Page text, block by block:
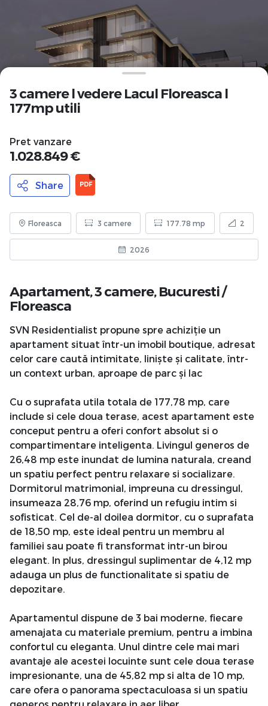
3 camere l vedere Lacul Floreasca l
177mp utili
Pret vanzare
1.028.849 €
Share PDF
Floreasca 3 camere 177.78 mp 2
2026
Apartament, 3 camere,Bucuresti/
Floreasca
SVN Residentialist propune spre achiziție un
apartament situat într-un imobil boutique, adresat
celor care caută intimitate, liniște și calitate, într-
un context urban, aproape de parc și lac
Cu o suprafata utila totala de 177,78 mp, care
include si cele doua terase, acest apartament este
conceput pentru a oferi confort absolut si o
compartimentare inteligenta. Livingul generos de
26,48 mp este inundat de lumina naturala, creand
un spatiu perfect pentru relaxare si socializare.
Dormitorul matrimonial, impreuna cu dressingul,
insumeaza 28,76 mp, oferind un refugiu intim si
sofisticat. Cel de-al doilea dormitor, cu o suprafata
de 18,50 mp, este ideal pentru un membru al
familiei sau poate fi transformat intr-un birou
elegant. In plus, dressingul suplimentar de 4,12 mp
adauga un plus de functionalitate si spatiu de
depozitare.
Apartamentul dispune de 3 bai moderne, fiecare
amenajata cu materiale premium, pentru a imbina
confortul cu eleganta. Unul dintre cele mai mari
avantaje ale acestei locuinte sunt cele doua terase
impresionante, una de 45,82 mp si alta de 10 mp,
care ofera o panorama spectaculoasa si un spatiu